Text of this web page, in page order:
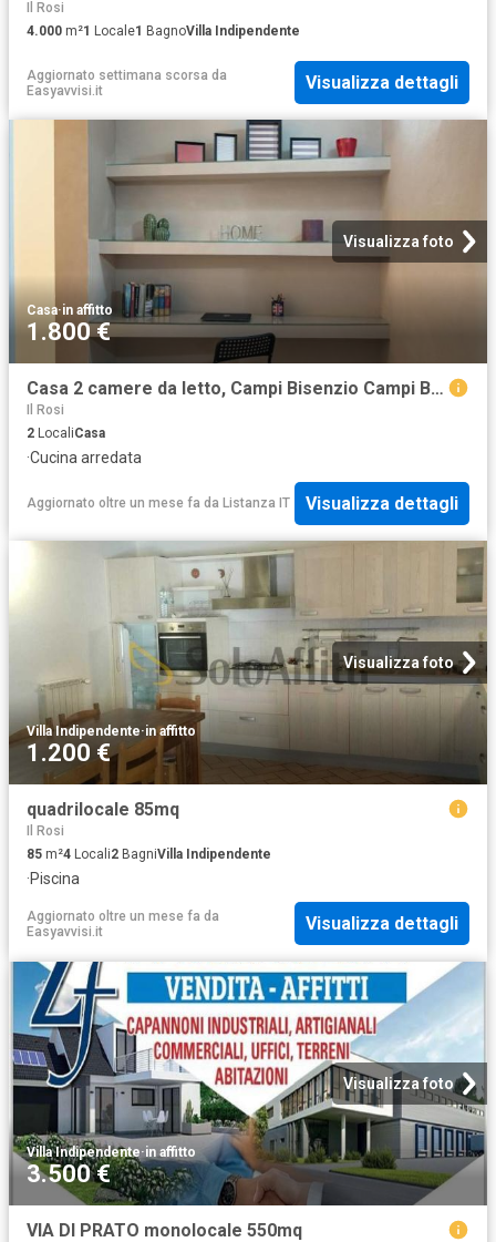
Il Rosi
4.000 m²1 Locale1 BagnoVilla Indipendente
Aggiornato settimana scorsa da
Easyavvisi.it
Visualizza dettagli
Visualizza foto
Casa·in affitto
1.800 €
Casa 2 camere da letto, Campi Bisenzio Campi Bisenzio 50013 ES100231784
Il Rosi
2 LocaliCasa
·Cucina arredata
Aggiornato oltre un mese fa da Listanza IT Visualizza dettagli
Visualizza foto
Villa Indipendente·in affitto
1.200 €
quadrilocale 85mq
Il Rosi
85 m²4 Locali2 BagniVilla Indipendente
·Piscina
Aggiornato oltre un mese fa da
Easyavvisi.it
Visualizza dettagli
Visualizza foto
Villa Indipendente·in affitto
3.500 €
VIA DI PRATO monolocale 550mq